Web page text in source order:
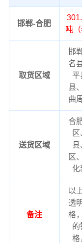
邯郸-合肥
吨（
取货区域
邯
名
平
县
曲
送货区域
合
县
区
化
备注
以
透
格
的
格